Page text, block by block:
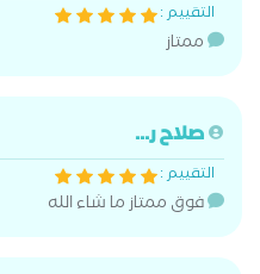
التقييم :
ممتاز
صلاح ر...
التقييم :
فوق ممتاز ما شاء الله